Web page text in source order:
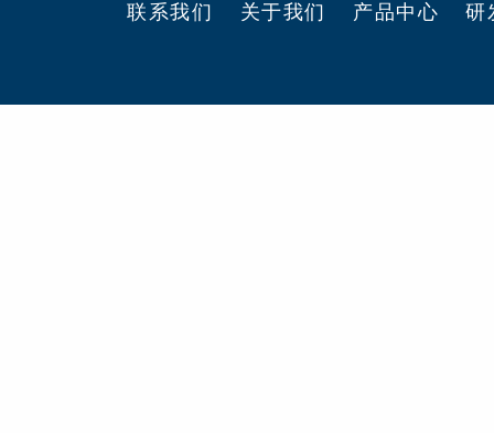
联系我们 关于我们 产品中心 研